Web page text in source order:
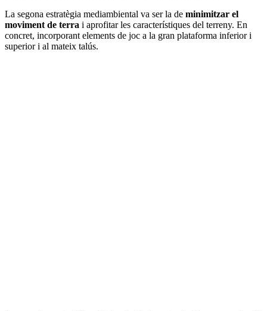
La segona estratègia mediambiental va ser la de minimitzar el
moviment de terra i aprofitar les característiques del terreny. En
concret, incorporant elements de joc a la gran plataforma inferior i
superior i al mateix talús.